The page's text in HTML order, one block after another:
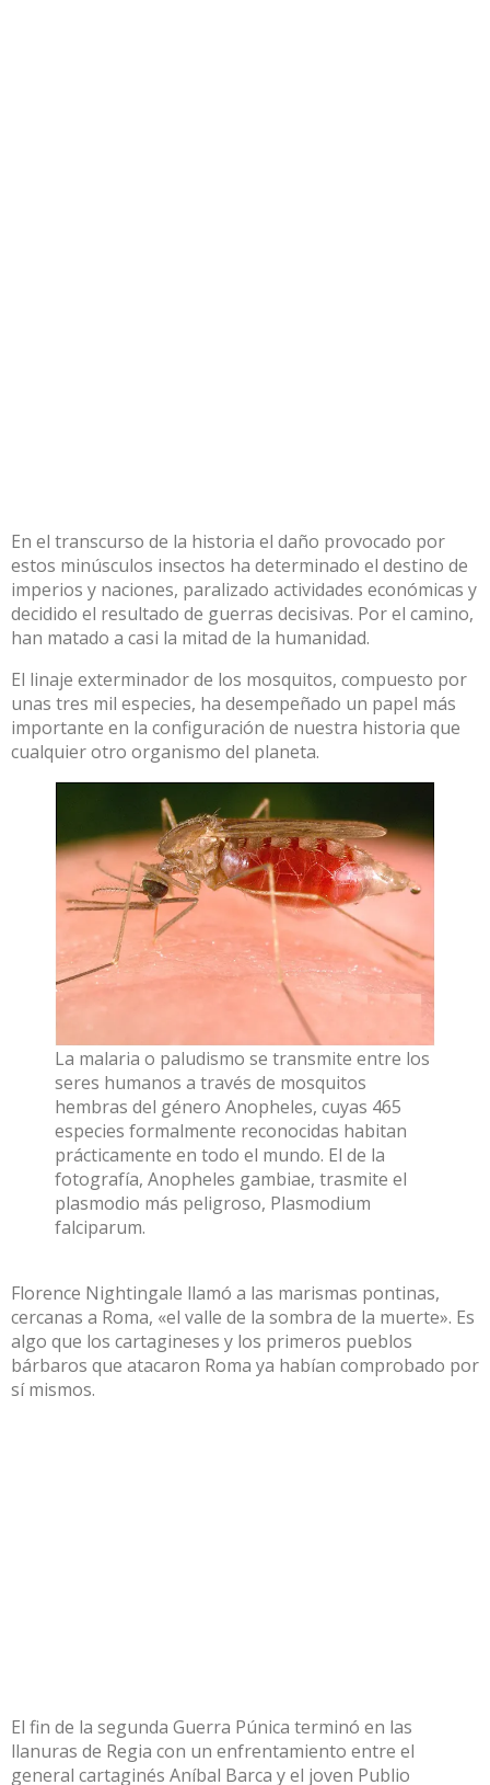
En el transcurso de la historia el daño provocado por
estos minúsculos insectos ha determinado el destino de
imperios y naciones, paralizado actividades económicas y
decidido el resultado de guerras decisivas. Por el camino,
han matado a casi la mitad de la humanidad.
El linaje exterminador de los mosquitos, compuesto por
unas tres mil especies, ha desempeñado un papel más
importante en la configuración de nuestra historia que
cualquier otro organismo del planeta.
La malaria o paludismo se transmite entre los
seres humanos a través de mosquitos
hembras del género Anopheles, cuyas 465
especies formalmente reconocidas habitan
prácticamente en todo el mundo. El de la
fotografía, Anopheles gambiae, trasmite el
plasmodio más peligroso, Plasmodium
falciparum.
Florence Nightingale llamó a las marismas pontinas,
cercanas a Roma, «el valle de la sombra de la muerte». Es
algo que los cartagineses y los primeros pueblos
bárbaros que atacaron Roma ya habían comprobado por
sí mismos.
El fin de la segunda Guerra Púnica terminó en las
llanuras de Regia con un enfrentamiento entre el
general cartaginés Aníbal Barca y el joven Publio